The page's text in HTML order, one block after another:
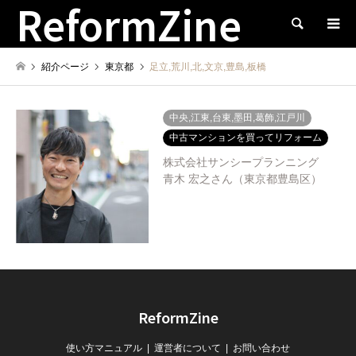
ReformZine 検索
紹介ページ 東京都 足立,荒川,北,文京,豊島,板橋
中央,江東,台東,墨田,葛飾,江戸川
中古マンションを買ってリフォーム
株式会社サンシープランニング
青木 宏之さん（東京都豊島区）
ReformZine
使い方マニュアル 運営者について お問い合わせ